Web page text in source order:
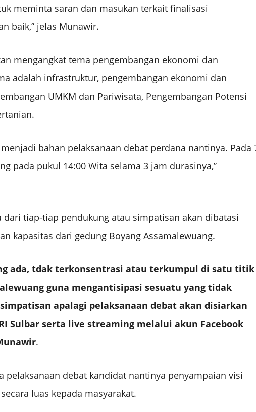
meminta saran dan masukan terkait finalisasi
baik,” jelas Munawir.
mengangkat tema pengembangan ekonomi dan
adalah infrastruktur, pengembangan ekonomi dan
UMKM dan Pariwisata, Pengembangan Potensi
bahan pelaksanaan debat perdana nantinya. Pada
pada pukul 14:00 Wita selama 3 jam durasinya,”
tiap-tiap pendukung atau simpatisan akan dibatasi
kapasitas dari gedung Boyang Assamalewuang.
ada, tdak terkonsentrasi atau terkumpul di satu titik
guna mengantisipasi sesuatu yang tidak
apalagi pelaksanaan debat akan disiarkan
Sulbar serta live streaming melalui akun Facebook
.
pelaksanaan debat kandidat nantinya penyampaian visi
luas kepada masyarakat.